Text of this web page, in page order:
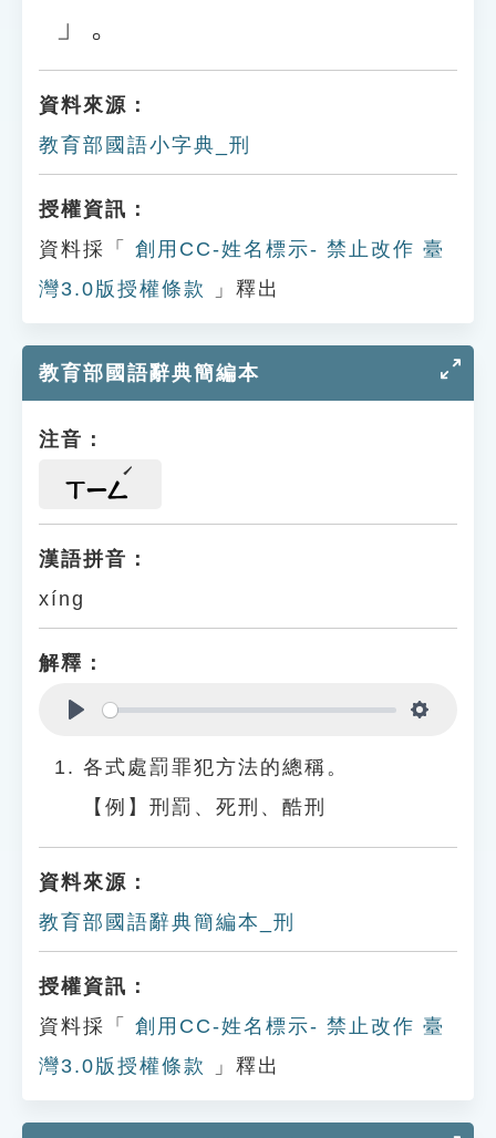
」。
資料來源：
教育部國語小字典_刑
授權資訊：
資料採「
創用CC-姓名標示- 禁止改作 臺
灣3.0版授權條款
」釋出
教育部國語辭典簡編本
注音：
ㄒㄧㄥ
漢語拼音：
xíng
解釋：
各式處罰罪犯方法的總稱。
【例】刑罰、死刑、酷刑
資料來源：
教育部國語辭典簡編本_刑
授權資訊：
資料採「
創用CC-姓名標示- 禁止改作 臺
灣3.0版授權條款
」釋出